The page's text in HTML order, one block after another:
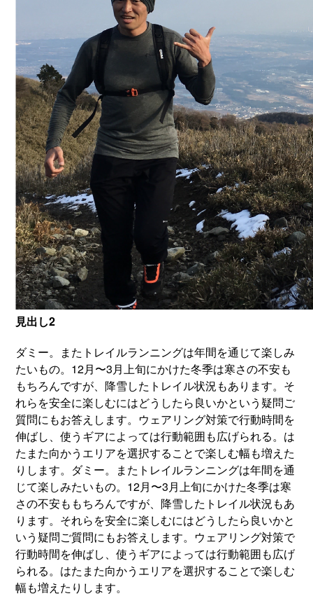
見出し2
ダミー。またトレイルランニングは年間を通じて楽しみ
たいもの。12月〜3月上旬にかけた冬季は寒さの不安も
もちろんですが、降雪したトレイル状況もあります。そ
れらを安全に楽しむにはどうしたら良いかという疑問ご
質問にもお答えします。ウェアリング対策で行動時間を
伸ばし、使うギアによっては行動範囲も広げられる。は
たまた向かうエリアを選択することで楽しむ幅も増えた
りします。ダミー。またトレイルランニングは年間を通
じて楽しみたいもの。12月〜3月上旬にかけた冬季は寒
さの不安ももちろんですが、降雪したトレイル状況もあ
ります。それらを安全に楽しむにはどうしたら良いかと
いう疑問ご質問にもお答えします。ウェアリング対策で
行動時間を伸ばし、使うギアによっては行動範囲も広げ
られる。はたまた向かうエリアを選択することで楽しむ
幅も増えたりします。